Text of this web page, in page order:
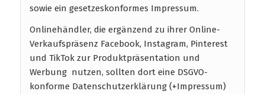
sowie ein gesetzeskonformes Impressum.
Onlinehändler, die ergänzend zu ihrer Online-
Verkaufspräsenz Facebook, Instagram, Pinterest
und TikTok zur Produktpräsentation und
Werbung nutzen, sollten dort eine DSGVO-
konforme Datenschutzerklärung (+Impressum)